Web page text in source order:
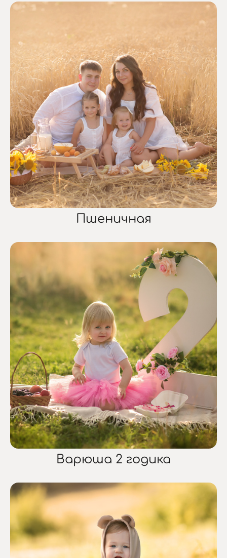
Пшеничная
Варюша 2 годика